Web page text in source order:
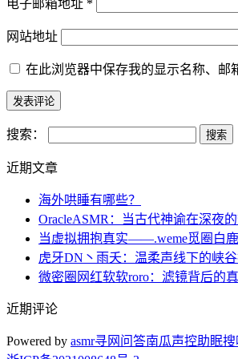
电子邮箱地址 *
网站地址
在此浏览器中保存我的显示名称、邮
搜索：
近期文章
海外哄睡有哪些？
OracleASMR：当古代神谕在深夜
当虚拟拥抱真实——.weme觅圈白
虎牙DN丶雨夭：温柔声线下的峡
微密圈网红软软roro：滤镜背后的
近期评论
Powered by asmr寻网问答南瓜声控助眠搜